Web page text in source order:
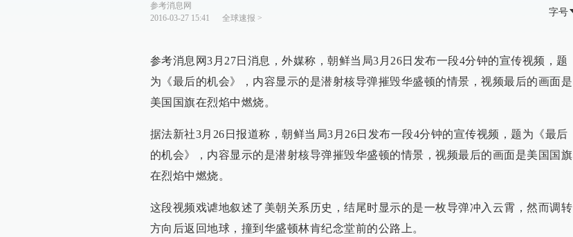
参考消息网
2016-03-27 15:41
全球速报 >
字号
参考消息网3月27日消息，外媒称，朝鲜当局3月26日发布一段4分钟的宣传视频，题
为《最后的机会》，内容显示的是潜射核导弹摧毁华盛顿的情景，视频最后的画面是
美国国旗在烈焰中燃烧。
据法新社3月26日报道称，朝鲜当局3月26日发布一段4分钟的宣传视频，题为《最后
的机会》，内容显示的是潜射核导弹摧毁华盛顿的情景，视频最后的画面是美国国旗
在烈焰中燃烧。
这段视频戏谑地叙述了美朝关系历史，结尾时显示的是一枚导弹冲入云霄，然而调转
方向后返回地球，撞到华盛顿林肯纪念堂前的公路上。